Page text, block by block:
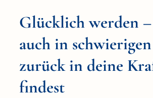
Glücklich werden
auch in
zurück in deine
findest